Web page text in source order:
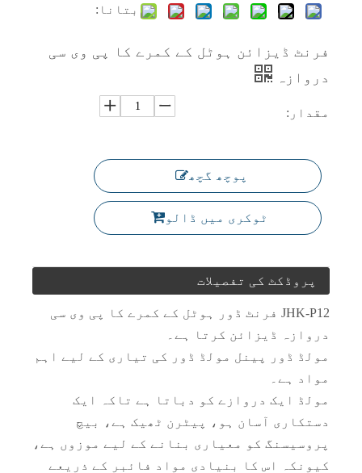
بتانا:
فرنٹ ڈیزائن ہوٹل کے کمرے کا پی وی سی
دروازہ
مقدار:
پوچھ گچھ
ٹوکری میں ڈالو
پروڈکٹ کی تفصیلات
JHK-P12 فرنٹ ڈور ہوٹل کے کمرے کا پی وی سی
دروازہ ڈیزائن کرتا ہے۔
مولڈ ڈور پینل مولڈ ڈور کی تیاری کے لیے اہم
مواد ہے۔
مولڈ ایک دروازے کو دباتا ہے تاکہ ایک
دستکاری آسان ہو، پیٹرن ٹھیک ہے، بیچ
پروسیسنگ کو معیاری بنانے کے لیے موزوں ہے،
کیونکہ اس کا بنیادی مواد فائبر کے ذریعے